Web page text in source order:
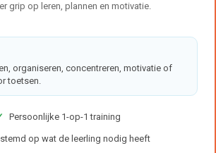
grip op leren, plannen en motivatie.
organiseren, concentreren, motivatie of
toetsen.
Persoonlijke 1-op-1 training
op wat de leerling nodig heeft